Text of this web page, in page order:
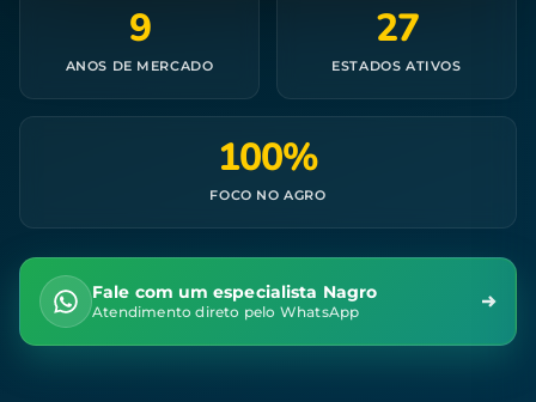
9
ANOS DE MERCADO
27
ESTADOS ATIVOS
100%
FOCO NO AGRO
Fale com um especialista Nagro
Atendimento direto pelo WhatsApp